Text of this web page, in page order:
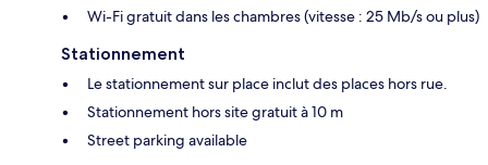
Wi-Fi gratuit dans les chambres (vitesse : 25 Mb/s ou plus)
Stationnement
Le stationnement sur place inclut des places hors rue.
Stationnement hors site gratuit à 10 m
Street parking available